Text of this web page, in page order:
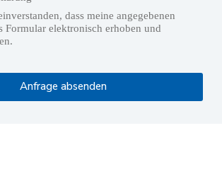
dass meine angegebenen
Formular elektronisch erhoben und
Anfrage absenden